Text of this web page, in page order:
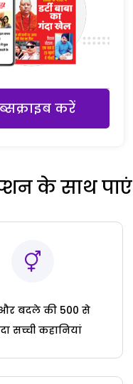
करें
के साथ पाएं
और बदले की 500 से
सच्ची कहानियां